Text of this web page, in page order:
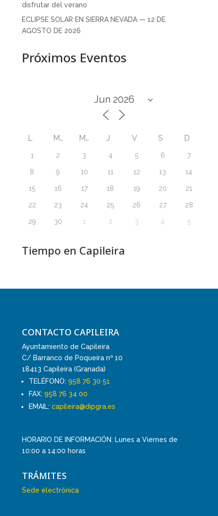
disfrutar del verano
ECLIPSE SOLAR EN SIERRA NEVADA — 12 DE
AGOSTO DE 2026
Próximos Eventos
L M M J V S D
1 2 3 4 5 6 7
8 9 10 11 12 13 14
15 16 17 18 19 20 21
22 23 24 25 26 27 28
29 30 1 2 3 4 5
Tiempo en Capileira
CONTACTO CAPILEIRA
Ayuntamiento de Capileira
C/ Barranco de Poqueira nº 10
18413 Capileira (Granada)
TELÉFONO: 958 76 30 51
FAX: 958 76 34 00
EMAIL: capileira@dipgra.es
HORARIO DE INFORMACIÓN: Lunes a Viernes de
10:00 a 14:00 horas
TRÁMITES
Sede electrónica